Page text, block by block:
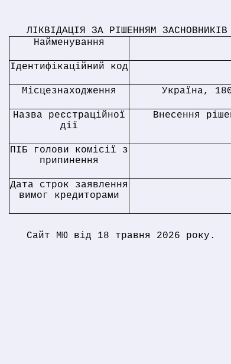
ЛІКВІДАЦІЯ ЗА РІШЕННЯМ ЗАСНОВНИКІВ
Найменування
Ідентифікаційний код
Місцезнаходження Україна,
Назва реєстраційної
дії
Внесення
ПІБ голови комісії з
припинення
Дата строк заявлення
вимог кредиторами
Сайт МЮ від 18 травня 2026 року.